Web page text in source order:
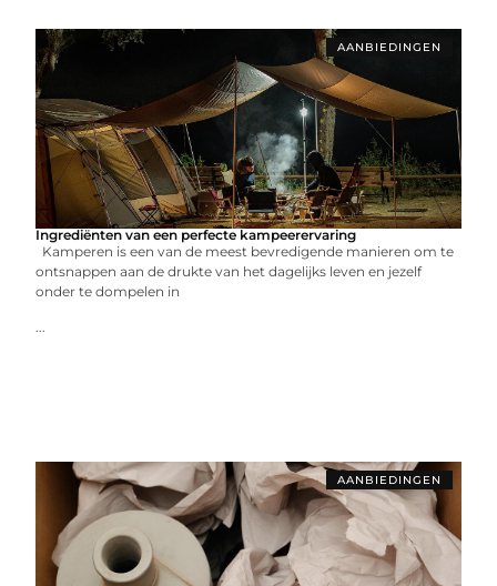
AANBIEDINGEN
Ingrediënten van een perfecte kampeerervaring
Kamperen is een van de meest bevredigende manieren om te
ontsnappen aan de drukte van het dagelijks leven en jezelf
onder te dompelen in
...
AANBIEDINGEN